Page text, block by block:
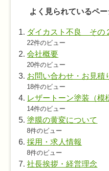
よく見られているペー
ダイカスト不良 そ
22件のビュー
会社概要
20件のビュー
お問い合わせ・お見積
18件のビュー
レザートーン塗装（模
14件のビュー
塗膜の黄変について
8件のビュー
採用・求人情報
8件のビュー
社長挨拶・経営理念